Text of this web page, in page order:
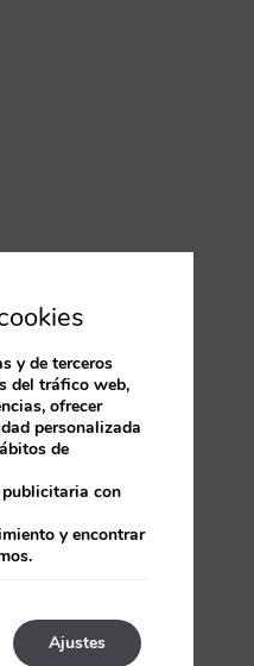
tu web
los
y de terceros
del tráfico web,
ofrecer
personalizada
de
con
y encontrar
Ajustes